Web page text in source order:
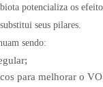
potencializa os
seus pilares.
sendo:
para melhorar o